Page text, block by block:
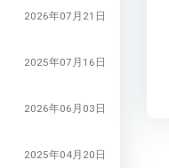
2026年07月21日
2025年07月16日
2026年06月03日
2025年04月20日